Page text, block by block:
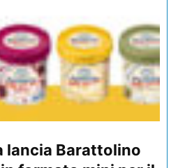
lancia Barattolino